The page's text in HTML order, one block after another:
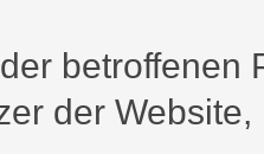
betroffenen
der Website,